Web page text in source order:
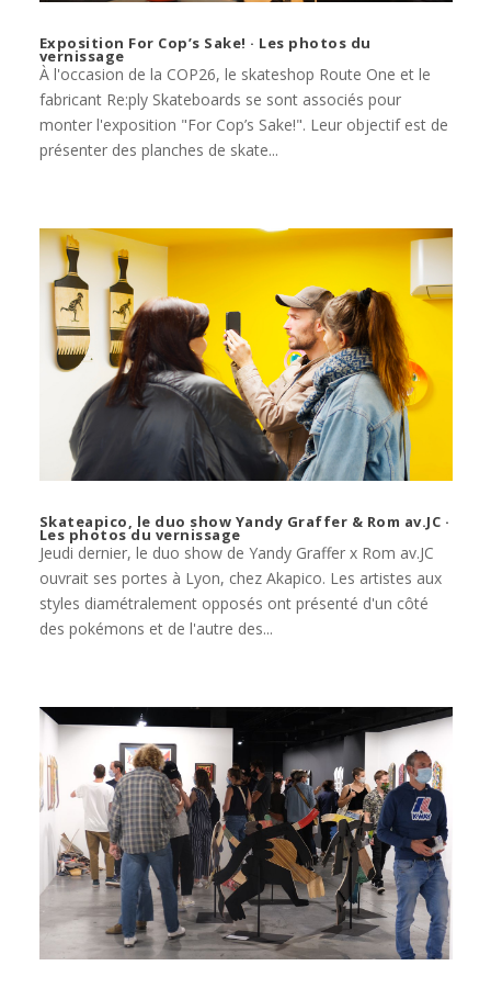
Exposition For Cop’s Sake! · Les photos du
vernissage
À l'occasion de la COP26, le skateshop Route One et le
fabricant Re:ply Skateboards se sont associés pour
monter l'exposition "For Cop’s Sake!". Leur objectif est de
présenter des planches de skate...
Skateapico, le duo show Yandy Graffer & Rom av.JC ·
Les photos du vernissage
Jeudi dernier, le duo show de Yandy Graffer x Rom av.JC
ouvrait ses portes à Lyon, chez Akapico. Les artistes aux
styles diamétralement opposés ont présenté d'un côté
des pokémons et de l'autre des...